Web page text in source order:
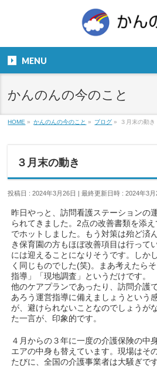
９：００～１８：
MENU
かんのんの今のこと
HOME » かんのんの今のこと » ブログ » ３月末の動き
３月末の動き
投稿日 : 2024年3月26日 最終更新日時 : 2024年3月
昨日やっと、訪問看護ステーションの
られてきました。2点の改善書類を添
でホットしました。もう対策は殆ど済
き保育園の方もほぼ改善項目は行って
には迎えることになりそうです。しか
く同じものでした(笑)。まあ考えたら
指導」「現地調査」というだけです。
他のケアプランであったり、訪問介護
あろう運営指導に備えましょうという
が、避けられないことなのでしょうが
た一言が、印象的です。
４月からの３年に一度の介護保険の中
エアの中身も替えています。現場はそ
たびに、全国の介護事業者は大騒ぎで